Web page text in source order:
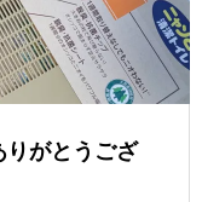
りがとうござ